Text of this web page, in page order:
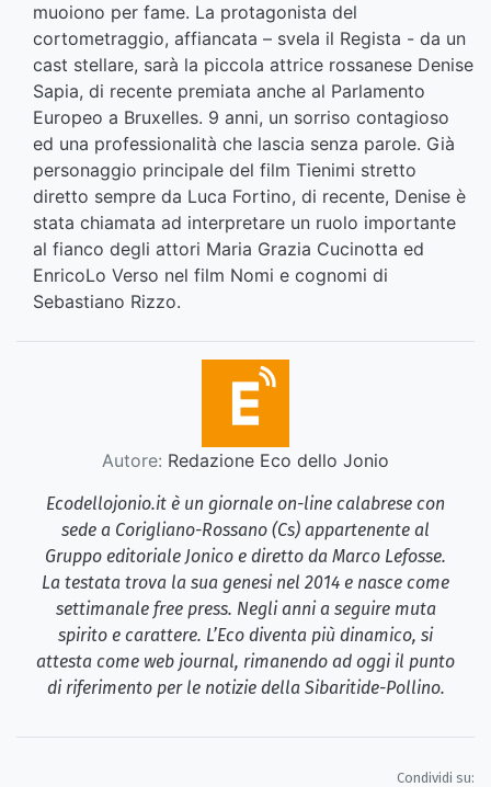
muoiono per fame. La protagonista del
cortometraggio, affiancata – svela il Regista - da un
cast stellare, sarà la piccola attrice rossanese Denise
Sapia, di recente premiata anche al Parlamento
Europeo a Bruxelles. 9 anni, un sorriso contagioso
ed una professionalità che lascia senza parole. Già
personaggio principale del film Tienimi stretto
diretto sempre da Luca Fortino, di recente, Denise è
stata chiamata ad interpretare un ruolo importante
al fianco degli attori Maria Grazia Cucinotta ed
EnricoLo Verso nel film Nomi e cognomi di
Sebastiano Rizzo.
Autore: Redazione Eco dello Jonio
Ecodellojonio.it è un giornale on-line calabrese con
sede a Corigliano-Rossano (Cs) appartenente al
Gruppo editoriale Jonico e diretto da Marco Lefosse.
La testata trova la sua genesi nel 2014 e nasce come
settimanale free press. Negli anni a seguire muta
spirito e carattere. L’Eco diventa più dinamico, si
attesta come web journal, rimanendo ad oggi il punto
di riferimento per le notizie della Sibaritide-Pollino.
Condividi su: